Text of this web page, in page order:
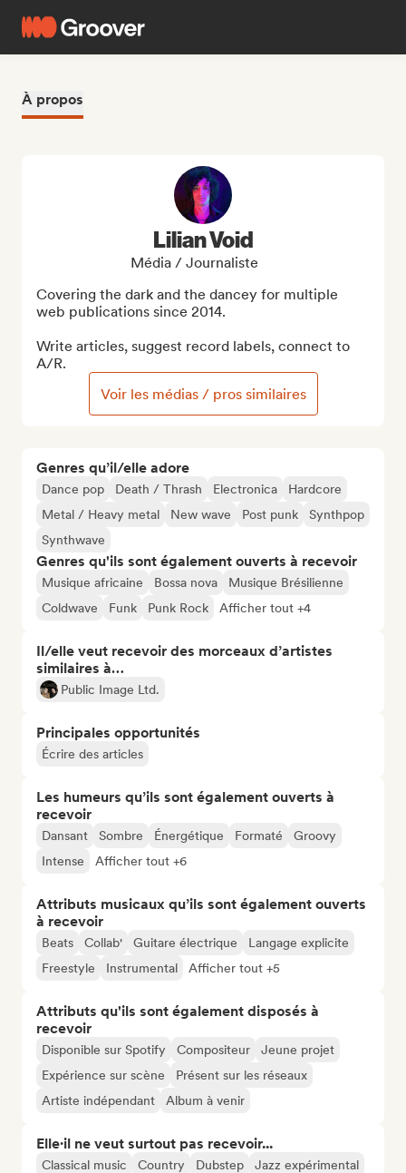
À propos
Genres qu’il/elle adore
Dance pop Death / Thrash Electronica
Hardcore
Metal / Heavy metal
New wave Post punk
Synthpop
Synthwave
Genres qu'ils sont également ouverts à recevoir
Musique africaine Bossa nova
Musique Brésilienne
Coldwave
Funk Punk Rock Afficher tout +4
Il/elle veut recevoir des morceaux d’artistes
similaires à…
Public Image Ltd.
Principales opportunités
Écrire des articles
Les humeurs qu’ils sont également ouverts à
recevoir
Dansant Sombre Énergétique Formaté
Groovy
Intense
Afficher tout +6
Attributs musicaux qu’ils sont également ouverts
à recevoir
Beats Collab' Guitare électrique
Langage explicite
Freestyle
Instrumental Afficher tout +5
Attributs qu'ils sont également disposés à
recevoir
Disponible sur Spotify Compositeur
Jeune projet
Expérience sur scène
Présent sur les réseaux
Artiste indépendant
Album à venir
Elle·il ne veut surtout pas recevoir...
Classical music Country Dubstep
Jazz expérimental
Lilian Void
Média / Journaliste
Covering the dark and the dancey for multiple
web publications since 2014.
Write articles, suggest record labels, connect to
A/R.
Voir les médias / pros similaires